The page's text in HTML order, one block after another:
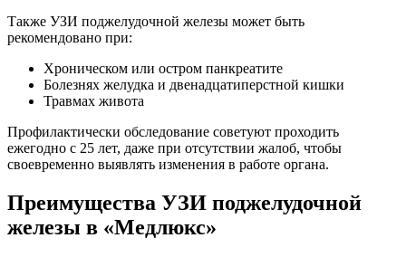
Также УЗИ поджелудочной железы может быть
рекомендовано при:
Хроническом или остром панкреатите
Болезнях желудка и двенадцатиперстной кишки
Травмах живота
Профилактически обследование советуют проходить
ежегодно с 25 лет, даже при отсутствии жалоб, чтобы
своевременно выявлять изменения в работе органа.
Преимущества УЗИ поджелудочной
железы в «Медлюкс»